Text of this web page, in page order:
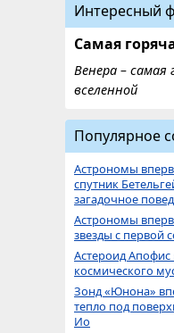
Интересный
Самая
Венера –
вселенной
Популярное
Астрономы
спутник
загадочное
Астрономы
звезды с первой
Астероид Апофис
космического
Зонд «Юнона»
тепло под
Ио